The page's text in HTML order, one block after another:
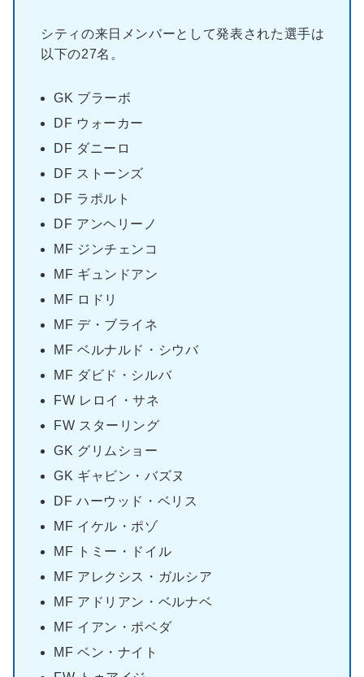
シティの来日メンバーとして発表された選手は
以下の27名。
GK ブラーボ
DF ウォーカー
DF ダニーロ
DF ストーンズ
DF ラポルト
DF アンヘリーノ
MF ジンチェンコ
MF ギュンドアン
MF ロドリ
MF デ・ブライネ
MF ベルナルド・シウバ
MF ダビド・シルバ
FW レロイ・サネ
FW スターリング
GK グリムショー
GK ギャビン・バズヌ
DF ハーウッド・ベリス
MF イケル・ポゾ
MF トミー・ドイル
MF アレクシス・ガルシア
MF アドリアン・ベルナベ
MF イアン・ポベダ
MF ベン・ナイト